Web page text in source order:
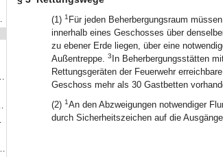
(1) 1 Für jeden Beherbergungsraum
innerhalb eines Geschosses über
zu ebener Erde liegen, über eine
Außentreppe. 3 In Beherbergungsstätten
Rettungsgeräten der Feuerwehr
Geschoss mehr als 30 Gastbetten
(2) 1An den Abzweigungen notwendiger
durch Sicherheitszeichen auf die